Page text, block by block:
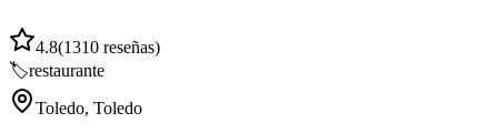
4.8(1310 reseñas)
🏷️restaurante
Toledo, Toledo